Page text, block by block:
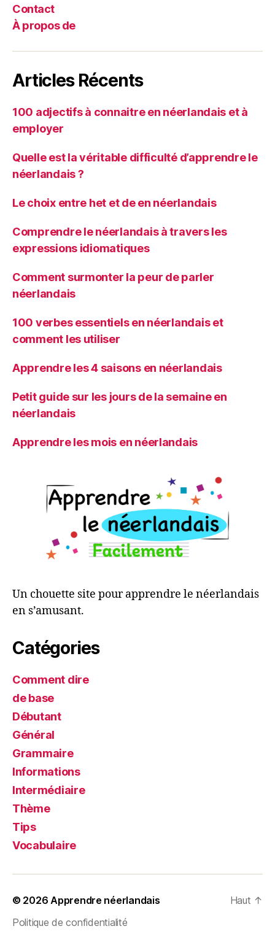
Contact
À propos de
Articles Récents
100 adjectifs à connaitre en néerlandais et à
employer
Quelle est la véritable difficulté d’apprendre le
néerlandais ?
Le choix entre het et de en néerlandais
Comprendre le néerlandais à travers les
expressions idiomatiques
Comment surmonter la peur de parler
néerlandais
100 verbes essentiels en néerlandais et
comment les utiliser
Apprendre les 4 saisons en néerlandais
Petit guide sur les jours de la semaine en
néerlandais
Apprendre les mois en néerlandais
Un chouette site pour apprendre le néerlandais
en s’amusant.
Catégories
Comment dire
de base
Débutant
Général
Grammaire
Informations
Intermédiaire
Thème
Tips
Vocabulaire
© 2026Apprendre néerlandais
Politique de confidentialité
Haut ↑